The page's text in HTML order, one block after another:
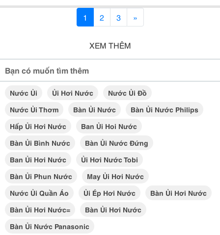
1 2 3 »
XEM THÊM
Bạn có muốn tìm thêm
Nước Ủi Ủi Hơi Nước
Nước Ủi Đồ
Nước Ủi Thơm
Bàn Ủi Nước
Bàn Ủi Nước Philips
Hấp Ủi Hơi Nước
Ban Ủi Hoi Nước
Bàn Ủi Bình Nước
Bàn Ủi Nước Đứng
Ban Ủi Hơi Nước
Ủi Hơi Nước Tobi
Bàn Ủi Phun Nước
May Ủi Hơi Nước
Nước Ủi Quần Áo
Ủi Ép Hơi Nước
Bàn Ủi Hơi Nước
Bàn Ủi Hơi Nước=
Bàn Ủi Hơi Nước
Bàn Ủi Nước Panasonic